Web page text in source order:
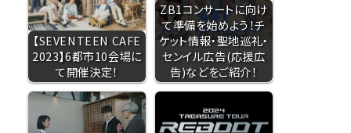
【SEVENTEEN CAFE
2023】6都市10会場に
て開催決定！
ZB1コンサートに向け
て準備を始めよう！チ
ケット情報・聖地巡礼・
センイル広告(応援広
告)などをご紹介！